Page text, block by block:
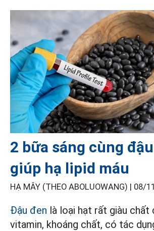
2 bữa sáng cùng
giúp hạ lipid máu
HẠ MÂY (THEO ABOLUOWANG) | 08/
Đậu đen là loại hạt rất giàu chất
vitamin, khoáng chất, có tác